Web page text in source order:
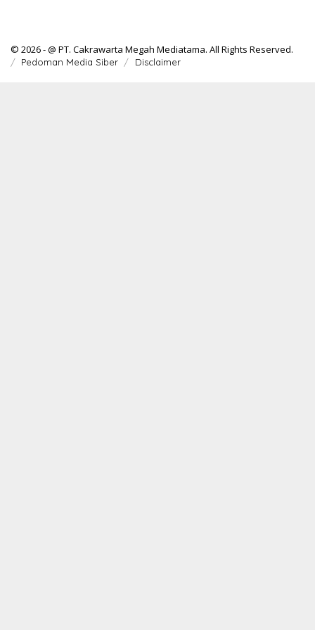
© 2026 - @ PT. Cakrawarta Megah Mediatama. All Rights Reserved.
Pedoman Media Siber Disclaimer